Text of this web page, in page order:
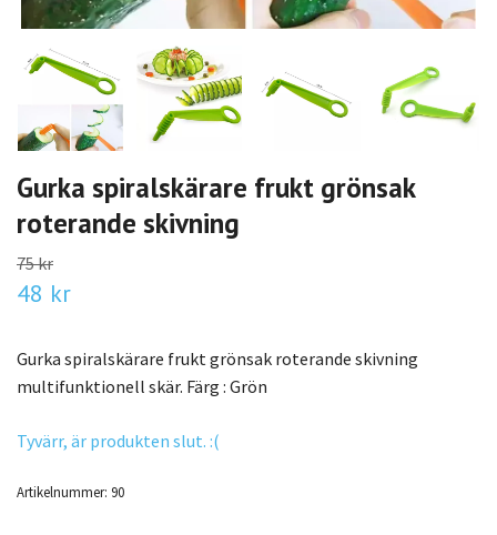
Gurka spiralskärare frukt grönsak
roterande skivning
75 kr
48 kr
Gurka spiralskärare frukt grönsak roterande skivning
multifunktionell skär. Färg : Grön
Tyvärr, är produkten slut. :(
Artikelnummer: 90